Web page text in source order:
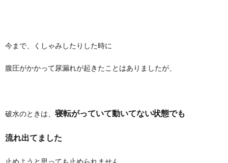
今まで、くしゃみしたりした時に
腹圧がかかって尿漏れが起きたことはありましたが、
破水のときは、寝転がっていて動いてない状態でも
流れ出てました
止めようと思っても止められません